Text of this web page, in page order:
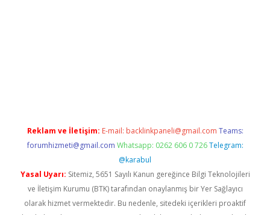
Reklam ve İletişim: E-mail: backlinkpaneli@gmail.com Teams:
forumhizmeti@gmail.com Whatsapp: 0262 606 0 726 Telegram:
@karabul
Yasal Uyarı: Sitemiz, 5651 Sayılı Kanun gereğince Bilgi Teknolojileri
ve İletişim Kurumu (BTK) tarafından onaylanmış bir Yer Sağlayıcı
olarak hizmet vermektedir. Bu nedenle, sitedeki içerikleri proaktif